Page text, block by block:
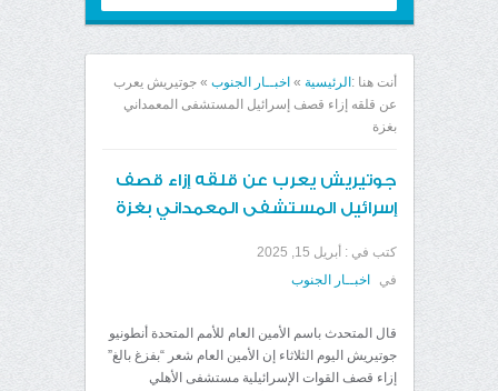
أنت هنا : الرئيسية » اخبــار الجنوب » جوتيريش يعرب
عن قلقه إزاء قصف إسرائيل المستشفى المعمداني
بغزة
جوتيريش يعرب عن قلقه إزاء قصف
إسرائيل المستشفى المعمداني بغزة
كتب في : أبريل 15, 2025
في
اخبــار الجنوب
قال المتحدث باسم الأمين العام للأمم المتحدة أنطونيو
جوتيريش اليوم الثلاثاء إن الأمين العام شعر “بفزغ بالغ”
إزاء قصف القوات الإسرائيلية مستشفى الأهلي